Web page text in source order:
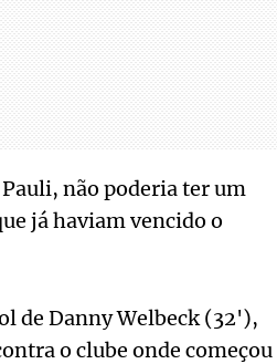
não poderia ter um
já haviam vencido o
de Danny Welbeck (32'),
o clube onde começou